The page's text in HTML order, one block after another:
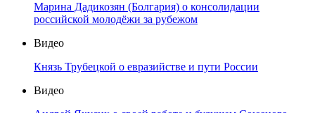
Марина Дадикозян (Болгария) о консолидации
российской молодёжи за рубежом
Видео
Князь Трубецкой о евразийстве и пути России
Видео